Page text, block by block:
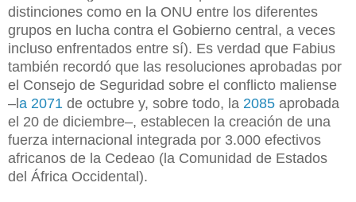
distinciones como en la ONU entre los diferentes
grupos en lucha contra el Gobierno central, a veces
incluso enfrentados entre sí). Es verdad que Fabius
también recordó que las resoluciones aprobadas por
el Consejo de Seguridad sobre el conflicto maliense
–l a 2071 de octubre y, sobre todo, la 2085 aprobada
el 20 de diciembre–, establecen la creación de una
fuerza internacional integrada por 3.000 efectivos
africanos de la Cedeao (la Comunidad de Estados
del África Occidental).